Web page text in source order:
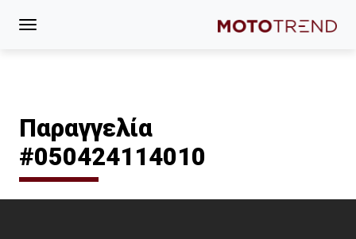
Παραγγελία
#050424114010